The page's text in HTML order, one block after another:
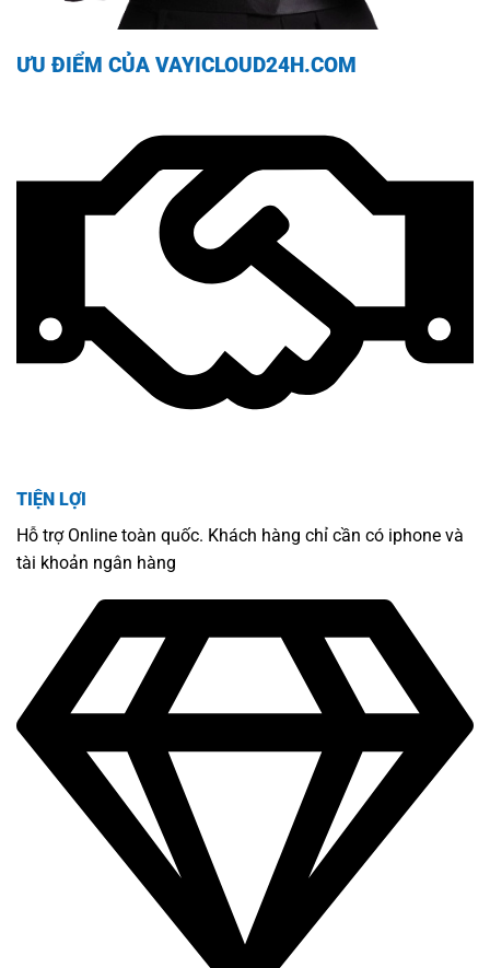
ƯU ĐIỂM CỦA VAYICLOUD24H.COM
TIỆN LỢI
Hỗ trợ Online toàn quốc. Khách hàng chỉ cần có iphone và
tài khoản ngân hàng